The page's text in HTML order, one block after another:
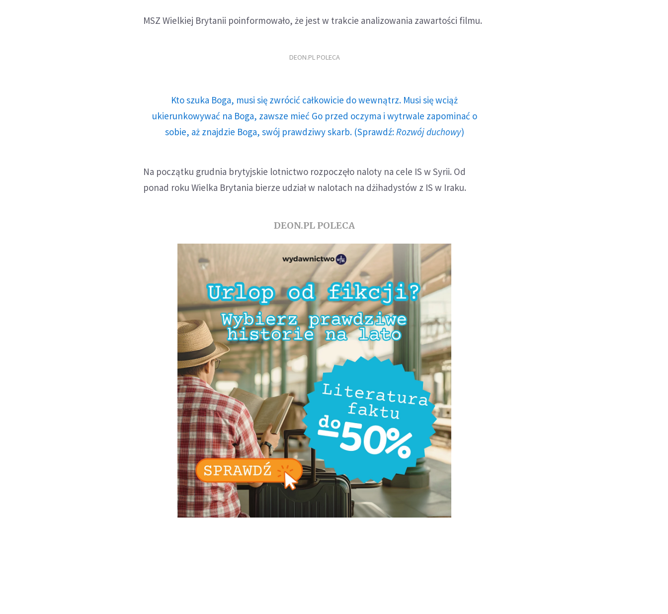
MSZ Wielkiej Brytanii poinformowało, że jest w trakcie analizowania zawartości filmu.
DEON.PL POLECA
Kto szuka Boga, musi się zwrócić całkowicie do wewnątrz. Musi się wciąż
ukierunkowywać na Boga, zawsze mieć Go przed oczyma i wytrwale zapominać o
sobie, aż znajdzie Boga, swój prawdziwy skarb. (Sprawdź: Rozwój duchowy)
Na początku grudnia brytyjskie lotnictwo rozpoczęło naloty na cele IS w Syrii. Od
ponad roku Wielka Brytania bierze udział w nalotach na dżihadystów z IS w Iraku.
DEON.PL POLECA